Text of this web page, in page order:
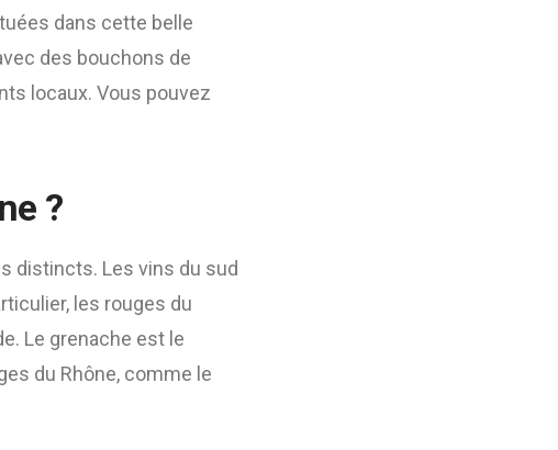
dans cette belle
des bouchons de
locaux. Vous pouvez
?
distincts. Les vins du sud
les rouges du
Le grenache est le
du Rhône, comme le